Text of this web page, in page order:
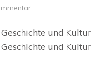
zu
Welt
der
indischen
Architektur:
und Kultur
und Kultur